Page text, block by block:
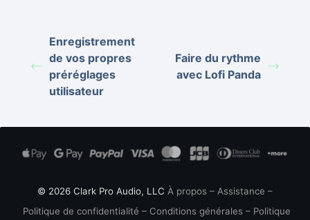
Enregistrement
de vos propres
préréglages
utilisateur
Faire du rythme
avec Lofi Panda
© 2026 Clark Pro Audio, LLC À propos – Assistance –
Politique de confidentialité – Conditions générales – Politique